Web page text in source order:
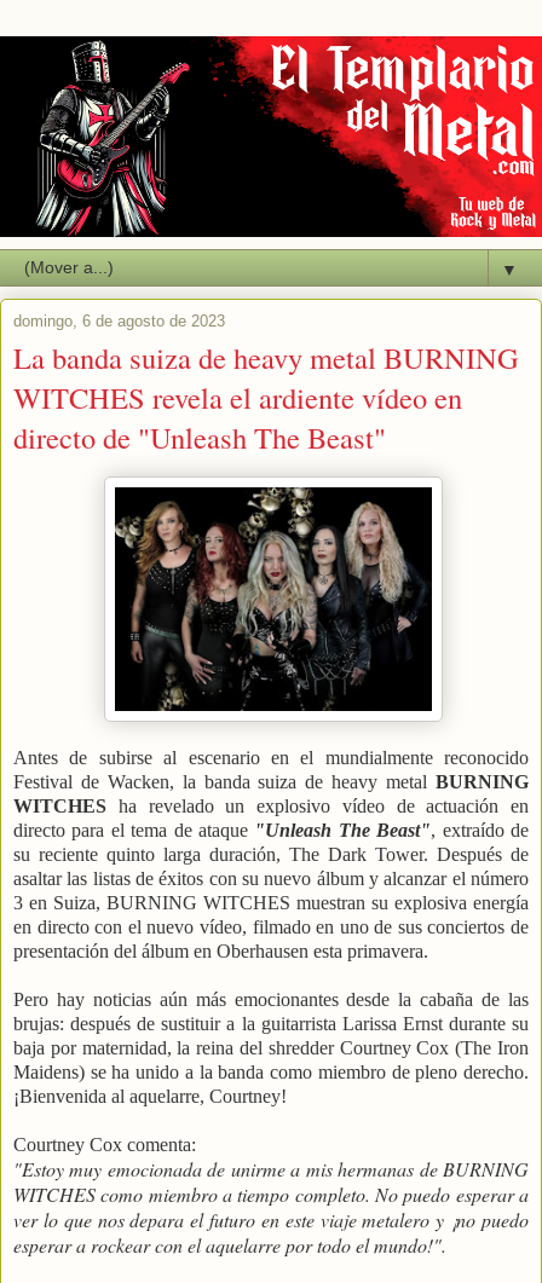
▼
domingo, 6 de agosto de 2023
La banda suiza de heavy metal BURNING
WITCHES revela el ardiente vídeo en
directo de "Unleash The Beast"
Antes de subirse al escenario en el mundialmente reconocido
Festival de Wacken, la banda suiza de heavy metal BURNING
WITCHES ha revelado un explosivo vídeo de actuación en
directo para el tema de ataque "Unleash The Beast", extraído de
su reciente quinto larga duración, The Dark Tower. Después de
asaltar las listas de éxitos con su nuevo álbum y alcanzar el número
3 en Suiza, BURNING WITCHES muestran su explosiva energía
en directo con el nuevo vídeo, filmado en uno de sus conciertos de
presentación del álbum en Oberhausen esta primavera.
Pero hay noticias aún más emocionantes desde la cabaña de las
brujas: después de sustituir a la guitarrista Larissa Ernst durante su
baja por maternidad, la reina del shredder Courtney Cox (The Iron
Maidens) se ha unido a la banda como miembro de pleno derecho.
¡Bienvenida al aquelarre, Courtney!
Courtney Cox comenta:
"Estoy muy emocionada de unirme a mis hermanas de BURNING
WITCHES como miembro a tiempo completo. No puedo esperar a
ver lo que nos depara el futuro en este viaje metalero y ¡no puedo
esperar a rockear con el aquelarre por todo el mundo!".